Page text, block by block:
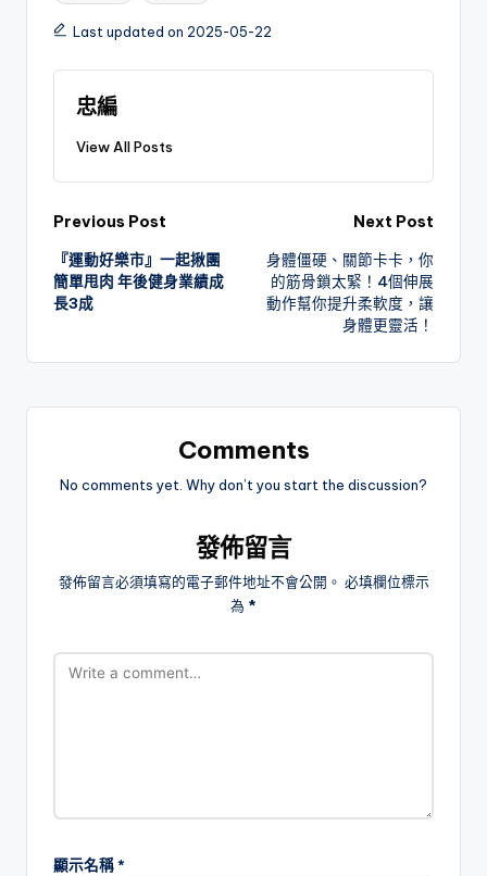
Last updated on 2025-05-22
忠編
View All Posts
Post
navigation
Previous Post
『運動好樂市』一起揪團
簡單甩肉 年後健身業績成
長3成
Next Post
身體僵硬、關節卡卡，你
的筋骨鎖太緊！4個伸展
動作幫你提升柔軟度，讓
身體更靈活！
Comments
No comments yet. Why don’t you start the discussion?
發佈留言
發佈留言必須填寫的電子郵件地址不會公開。 必填欄位標示
為 *
顯示名稱*